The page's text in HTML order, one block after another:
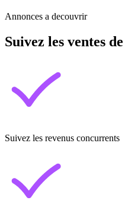
Annonces a decouvrir
Suivez les ventes
Suivez les revenus concurrents